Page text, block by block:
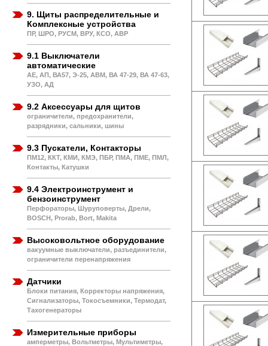
9. Щиты распределительные и
Комплексные устройства
ПР, ШРО, РУСМ, ВРУ, КСО, АВР
9.1 Выключатели
автоматические
АЕ, АП, ВА57, Э-25, АВМ, ВА 47-29, ВА 47-63,
УЗО, АД
9.2 Аксессуары для щитов
ограничители, предохранители,
разрядники, сальники, шины
9.3 Пускатели, Контакторы
ПМ12, ККТ, КМИ, КМЭ, ПБР, ПМА, ПМЕ, ПМЛ,
Контакты, Катушки
9.4 Электроинструмент и
бензоинструмент
Перфораторы, Шуруповерты, Дрели,
BOSCH, Prorab, Bort, Makita
Высоковольтное оборудование
вакуумные выключатели, разъединители,
ограничители перенапряжения
Датчики
Блоки питания, Корректоры напряжения,
Сигнализаторы, Токосъемники, Термодат,
Тахогенераторы
Измерительные приборы
амперметры, Вольтметры, Мультиметры,